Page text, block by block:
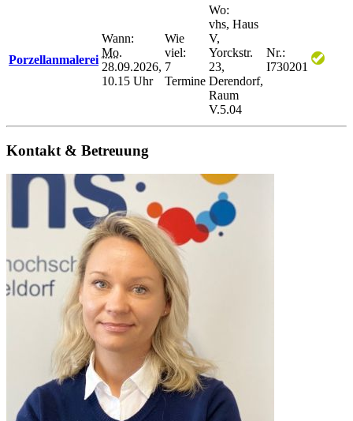
Porzellanmalerei
Wann:
Mo.
28.09.2026,
10.15 Uhr
Wie
viel:
7
Termine
Wo:
vhs, Haus
V,
Yorckstr.
23,
Derendorf,
Raum
V.5.04
Nr.:
I730201
Kontakt & Betreuung